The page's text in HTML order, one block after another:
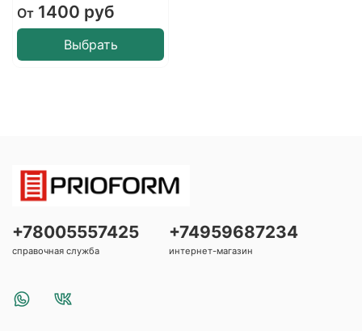
От1400 руб
Выбрать
+78005557425
справочная служба
+74959687234
интернет-магазин